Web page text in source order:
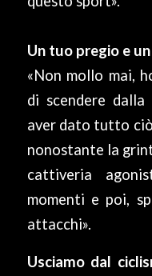
Un tuo pregio e
«Non mollo mai,
di scendere
aver dato tutto
nonostante la
cattiveria
momenti e poi,
attacchi».
Usciamo dal